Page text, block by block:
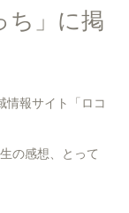
ち」に掲
情報サイト「ロコ
の感想、とって